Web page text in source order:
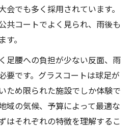
いをプレー感から比較
テニスコートの特徴を比較
ハード・オムニ各コートの
に影響するコート種類とは
りやすさの差をテニスで実感
選ぶべきコートの選択基準
会でも多く採用されています。
共コートでよく見られ、雨後も
。
足腰への負担が少ない反面、雨
要です。グラスコートは球足が
ため限られた施設でしか体験で
域の気候、予算によって最適な
はそれぞれの特徴を理解するこ